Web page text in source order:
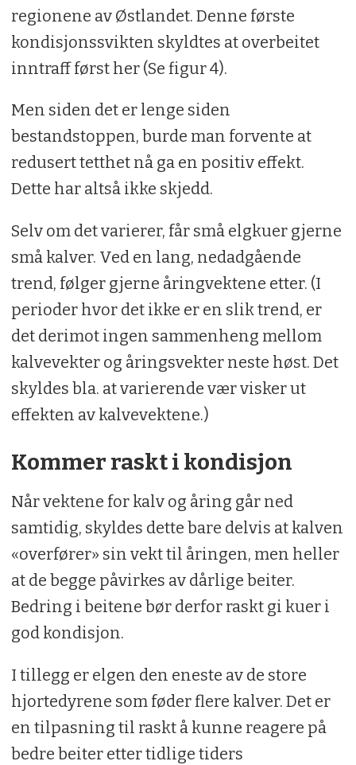
regionene av Østlandet. Denne første
kondisjonssvikten skyldtes at overbeitet
inntraff først her (Se figur 4).
Men siden det er lenge siden
bestandstoppen, burde man forvente at
redusert tetthet nå ga en positiv effekt.
Dette har altså ikke skjedd.
Selv om det varierer, får små elgkuer gjerne
små kalver. Ved en lang, nedadgående
trend, følger gjerne åringvektene etter. (I
perioder hvor det ikke er en slik trend, er
det derimot ingen sammenheng mellom
kalvevekter og åringsvekter neste høst. Det
skyldes bla. at varierende vær visker ut
effekten av kalvevektene.)
Kommer raskt i kondisjon
Når vektene for kalv og åring går ned
samtidig, skyldes dette bare delvis at kalven
«overfører» sin vekt til åringen, men heller
at de begge påvirkes av dårlige beiter.
Bedring i beitene bør derfor raskt gi kuer i
god kondisjon.
I tillegg er elgen den eneste av de store
hjortedyrene som føder flere kalver. Det er
en tilpasning til raskt å kunne reagere på
bedre beiter etter tidlige tiders